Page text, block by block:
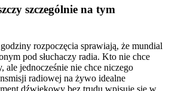
szczególnie na tym
rozpoczęcia sprawiają, że mundial
pod słuchaczy radia. Kto nie chce
ale jednocześnie nie chce niczego
radiowej na żywo idealne